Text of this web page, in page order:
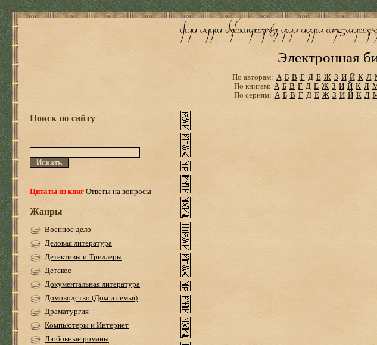
Электронная
По авторам: А Б В Г Д Е Ж З И Й К Л
По книгам: А Б В Г Д Е Ж З И Й К Л
По сериям: А Б В Г Д Е Ж З И Й К Л
Поиск по сайту
Цитаты из книгОтветы на вопросы
Жанры
Военное дело
Деловая литература
Детективы и Триллеры
Детское
Документальная литература
Домоводство (Дом и семья)
Драматургия
Компьютеры и Интернет
Любовные романы